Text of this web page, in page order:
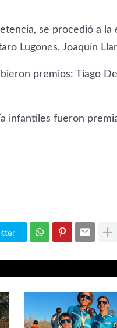
se procedió a
Lugones, Joaquín
premios: Tiago
infantiles fueron